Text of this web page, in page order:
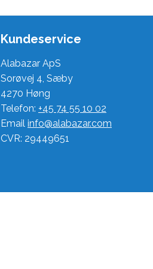
Kundeservice
Alabazar ApS
Sorøvej 4, Sæby
4270 Høng
Telefon: +45 74 55 10 02
Email info@alabazar.com
CVR: 29449651